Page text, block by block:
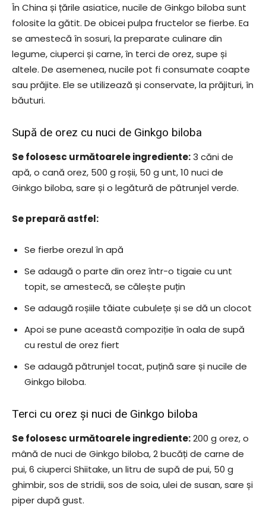
În China și țările asiatice, nucile de Ginkgo biloba sunt
folosite la gătit. De obicei pulpa fructelor se fierbe. Ea
se amestecă în sosuri, la preparate culinare din
legume, ciuperci și carne, în terci de orez, supe și
altele. De asemenea, nucile pot fi consumate coapte
sau prăjite. Ele se utilizează și conservate, la prăjituri, în
băuturi.
Supă de orez cu nuci de Ginkgo biloba
Se folosesc următoarele ingrediente:3 căni de
apă, o cană orez, 500 g roșii, 50 g unt, 10 nuci de
Ginkgo biloba, sare și o legătură de pătrunjel verde.
Se prepară astfel:
Se fierbe orezul în apă
Se adaugă o parte din orez într-o tigaie cu unt
topit, se amestecă, se călește puțin
Se adaugă roșiile tăiate cubulețe și se dă un clocot
Apoi se pune această compoziție în oala de supă
cu restul de orez fiert
Se adaugă pătrunjel tocat, puțină sare și nucile de
Ginkgo biloba.
Terci cu orez și nuci de Ginkgo biloba
Se folosesc următoarele ingrediente:200 g orez, o
mână de nuci de Ginkgo biloba, 2 bucăți de carne de
pui, 6 ciuperci Shiitake, un litru de supă de pui, 50 g
ghimbir, sos de stridii, sos de soia, ulei de susan, sare și
piper după gust.